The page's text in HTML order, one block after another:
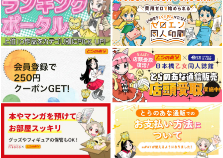
雷霆の気まぐれ
コレ！
専売 858円
Fate/Grand Order
藤丸立香
インドラ
サンプル
カート
本庄雷太アートワーク
ス Fate/Grand Order
篇03
PhraseGallery
3,300円（税込）
Fate/Grand Order
ジェームズ・モリアーティ
サンプル
カート
落ちる春を掬う手は
（中）
コレ！
1,430円（税込）
武田晴信
サンプル
アクリルカレイドフレ
ーム『オベロン・リバ
ーシブル』
チョコレート・ショッ
プ
4,400円 （税込）
オベロン
サンプル
SAKIYAMAMA GRAN
D ORDER 4.0
sakiyama幕府
440円（税込）
イシュタル
サンプル
キライダイキライ
ぽむ屋
770円（税込）
Fate/Grand Order
マシュ・キリエライト
リリス
サンプル
カート
もちデア見聞録5
星見廻廊
セール中
385円（税込）
Fate/Grand Order
藤丸立香
マシュ・キリエライト
リリス サンプル
カート
FGO ごちゃまぜ
本 ７ 完全版
はぽい処
専売 1,572円（税込）
Fate/Grand Order
フランケンシュタイン
マシュ・キリエライト
サンプル
カート